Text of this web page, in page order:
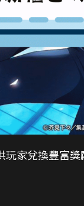
家兌換豐富